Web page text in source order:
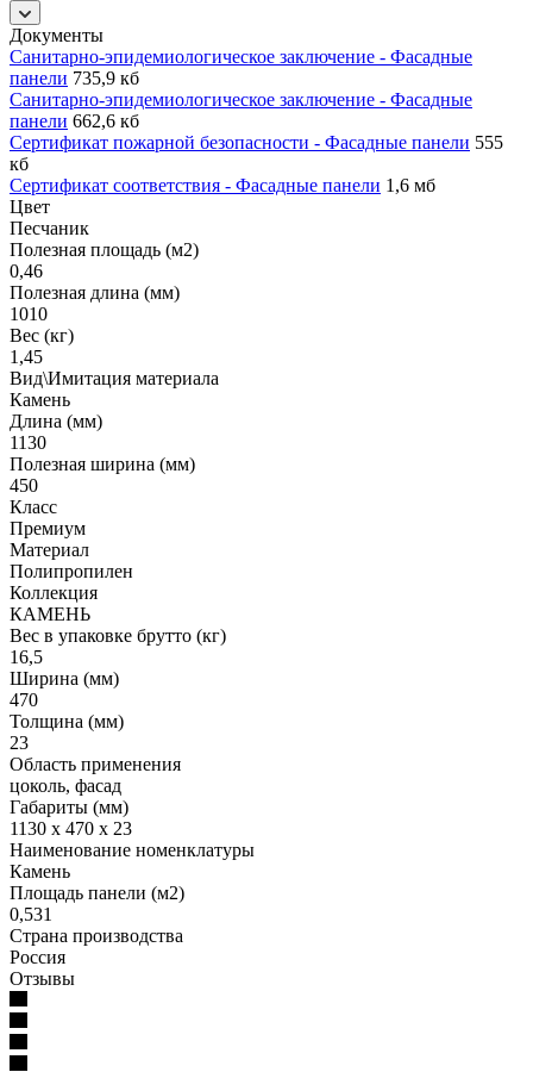
Документы
Санитарно-эпидемиологическое заключение - Фасадные
панели 735,9 кб
Санитарно-эпидемиологическое заключение - Фасадные
панели 662,6 кб
Сертификат пожарной безопасности - Фасадные панели 555
кб
Сертификат соответствия - Фасадные панели 1,6 мб
Цвет
Песчаник
Полезная площадь (м2)
0,46
Полезная длина (мм)
1010
Вес (кг)
1,45
Вид\Имитация материала
Камень
Длина (мм)
1130
Полезная ширина (мм)
450
Класс
Премиум
Материал
Полипропилен
Коллекция
КАМЕНЬ
Вес в упаковке брутто (кг)
16,5
Ширина (мм)
470
Толщина (мм)
23
Область применения
цоколь, фасад
Габариты (мм)
1130 x 470 x 23
Наименование номенклатуры
Камень
Площадь панели (м2)
0,531
Страна производства
Россия
Отзывы